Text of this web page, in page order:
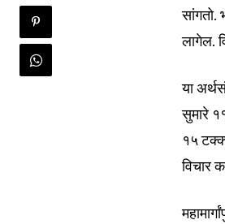
सांगतो.
लागेल.
या
सुमारे
१५
विचार